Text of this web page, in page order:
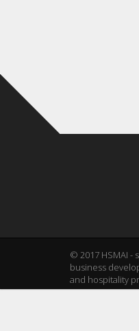
© 2017 HSMAI -
business
and hospitality